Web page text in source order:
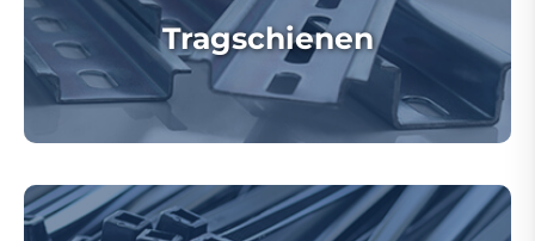
Tragschienen